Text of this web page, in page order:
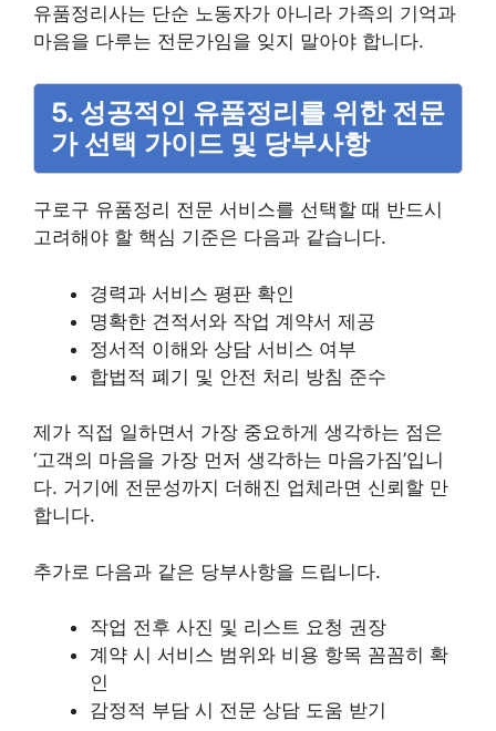
유품정리사는 단순 노동자가 아니라 가족의 기억과
마음을 다루는 전문가임을 잊지 말아야 합니다.
5. 성공적인 유품정리를 위한 전문
가 선택 가이드 및 당부사항
구로구 유품정리 전문 서비스를 선택할 때 반드시
고려해야 할 핵심 기준은 다음과 같습니다.
경력과 서비스 평판 확인
명확한 견적서와 작업 계약서 제공
정서적 이해와 상담 서비스 여부
합법적 폐기 및 안전 처리 방침 준수
제가 직접 일하면서 가장 중요하게 생각하는 점은
‘고객의 마음을 가장 먼저 생각하는 마음가짐’입니
다. 거기에 전문성까지 더해진 업체라면 신뢰할 만
합니다.
추가로 다음과 같은 당부사항을 드립니다.
작업 전후 사진 및 리스트 요청 권장
계약 시 서비스 범위와 비용 항목 꼼꼼히 확
인
감정적 부담 시 전문 상담 도움 받기